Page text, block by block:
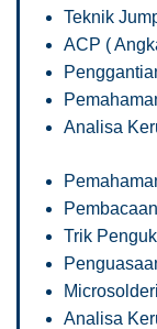
Teknik
ACP (
Analisa
Trik
Analisa